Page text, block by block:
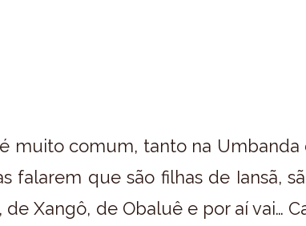
muito comum, tanto na Umbanda
falarem que são filhas de Iansã,
de Xangô, de Obaluê e por aí vai…